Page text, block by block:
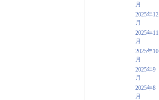
月
2025年12
月
2025年11
月
2025年10
月
2025年9
月
2025年8
月